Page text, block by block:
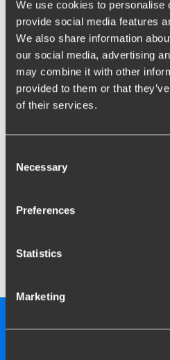
We use cookies to personalise
provide social media features
We also share information
our social media, advertising
may combine it with other
provided to them or that
of their services.
Selection
Necessary
Preferences
Statistics
Marketing
Erste Wahl der
Mit unseren fahrzeugspezifischen
Sortiment mit Premium Qualität.
mit Monteuren, in Form von